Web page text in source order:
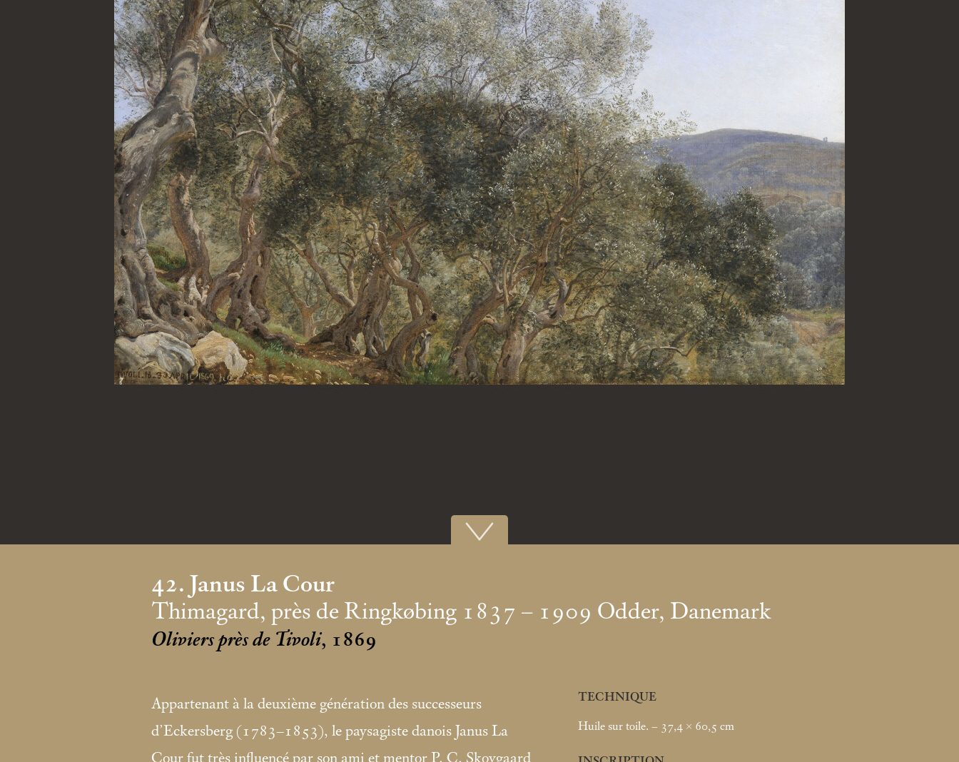
42. Janus La Cour
Thimagard, près de Ringkøbing 1837 – 1909 Odder, Danemark
Oliviers près de Tivoli, 1869
Appartenant à la deuxième génération des successeurs
d’Eckersberg (1783–1853), le paysagiste danois Janus La
TECHNIQUE
Huile sur toile. – 37,4 × 60,5 cm